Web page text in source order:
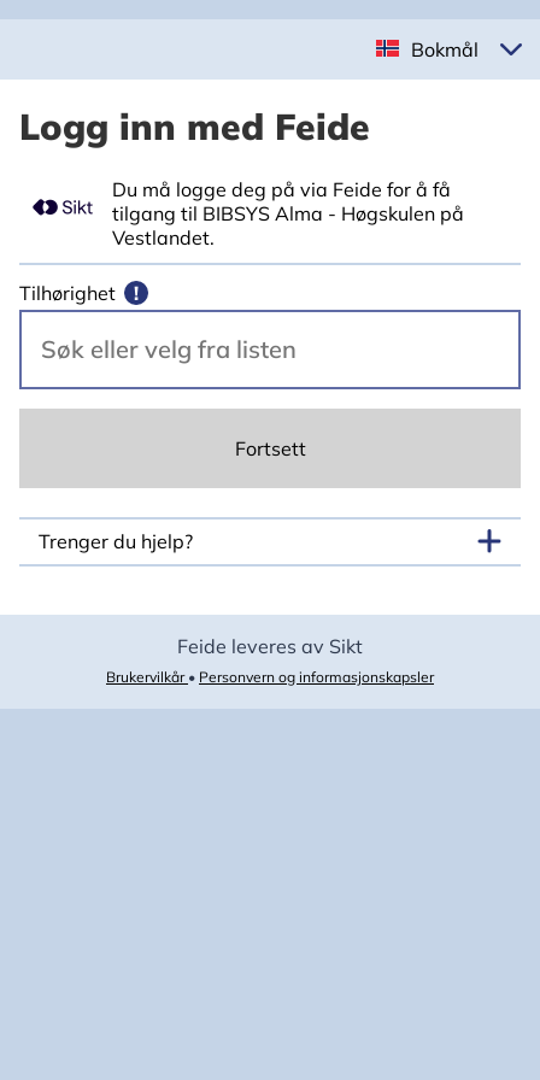
Bokmål
Logg inn med Feide
Du må logge deg på via Feide for å få
tilgang til BIBSYS Alma - Høgskulen på
Vestlandet.
Tilhørighet !
Fortsett
Trenger du hjelp?
Feide leveres av Sikt
Brukervilkår • Personvern og informasjonskapsler